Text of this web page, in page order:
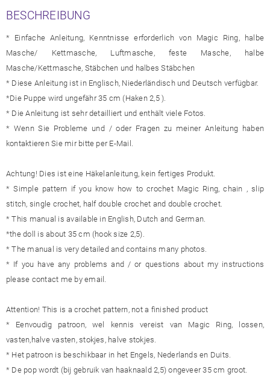
BESCHREIBUNG
* Einfache Anleitung, Kenntnisse erforderlich von Magic Ring, halbe
Masche/ Kettmasche, Luftmasche, feste Masche, halbe
Masche/Kettmasche, Stäbchen und halbes Stäbchen
* Diese Anleitung ist in Englisch, Niederländisch und Deutsch verfügbar.
*Die Puppe wird ungefähr 35 cm (Haken 2,5 ).
* Die Anleitung ist sehr detailliert und enthält viele Fotos.
* Wenn Sie Probleme und / oder Fragen zu meiner Anleitung haben
kontaktieren Sie mir bitte per E-Mail.
Achtung! Dies ist eine Häkelanleitung, kein fertiges Produkt.
* Simple pattern if you know how to crochet Magic Ring, chain , slip
stitch, single crochet, half double crochet and double crochet.
* This manual is available in English, Dutch and German.
*the doll is about 35 cm (hook size 2,5).
* The manual is very detailed and contains many photos.
* If you have any problems and / or questions about my instructions
please contact me by email.
Attention! This is a crochet pattern, not a finished product
* Eenvoudig patroon, wel kennis vereist van Magic Ring, lossen,
vasten,halve vasten, stokjes, halve stokjes.
* Het patroon is beschikbaar in het Engels, Nederlands en Duits.
* De pop wordt (bij gebruik van haaknaald 2,5) ongeveer 35 cm groot.